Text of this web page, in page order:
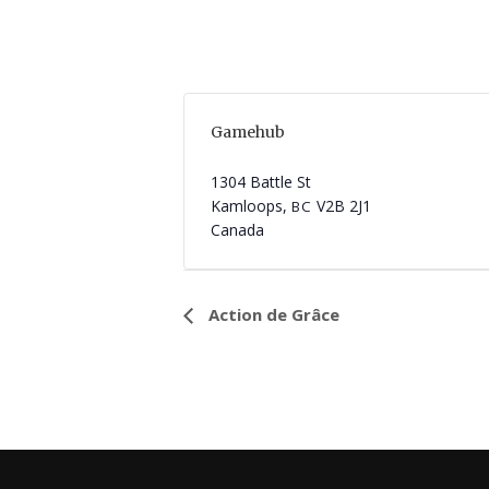
Gamehub
1304 Battle St
Kamloops, BC V2B 2J1
Canada
N
t
Action de Grâce